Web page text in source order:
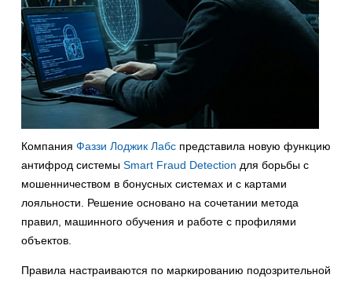
Компания Фаззи Лоджик Лабс представила новую функцию
антифрод системы Smart Fraud Detection для борьбы с
мошенничеством в бонусных системах и с картами
лояльности. Решение основано на сочетании метода
правил, машинного обучения и работе с профилями
объектов.
Правила настраиваются по маркированию подозрительной